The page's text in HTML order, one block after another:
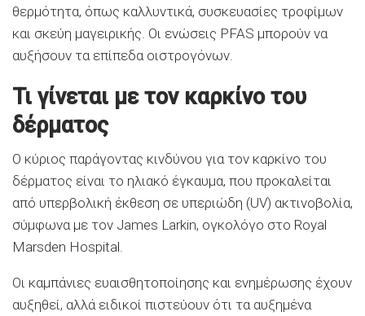
θερμότητα, όπως καλλυντικά, συσκευασίες τροφίμων
και σκεύη μαγειρικής. Οι ενώσεις PFAS μπορούν να
αυξήσουν τα επίπεδα οιστρογόνων.
Τι γίνεται με τον καρκίνο του
δέρματος
Ο κύριος παράγοντας κινδύνου για τον καρκίνο του
δέρματος είναι το ηλιακό έγκαυμα, που προκαλείται
από υπερβολική έκθεση σε υπεριώδη (UV) ακτινοβολία,
σύμφωνα με τον James Larkin, ογκολόγο στο Royal
Marsden Hospital.
Οι καμπάνιες ευαισθητοποίησης και ενημέρωσης έχουν
αυξηθεί, αλλά ειδικοί πιστεύουν ότι τα αυξημένα